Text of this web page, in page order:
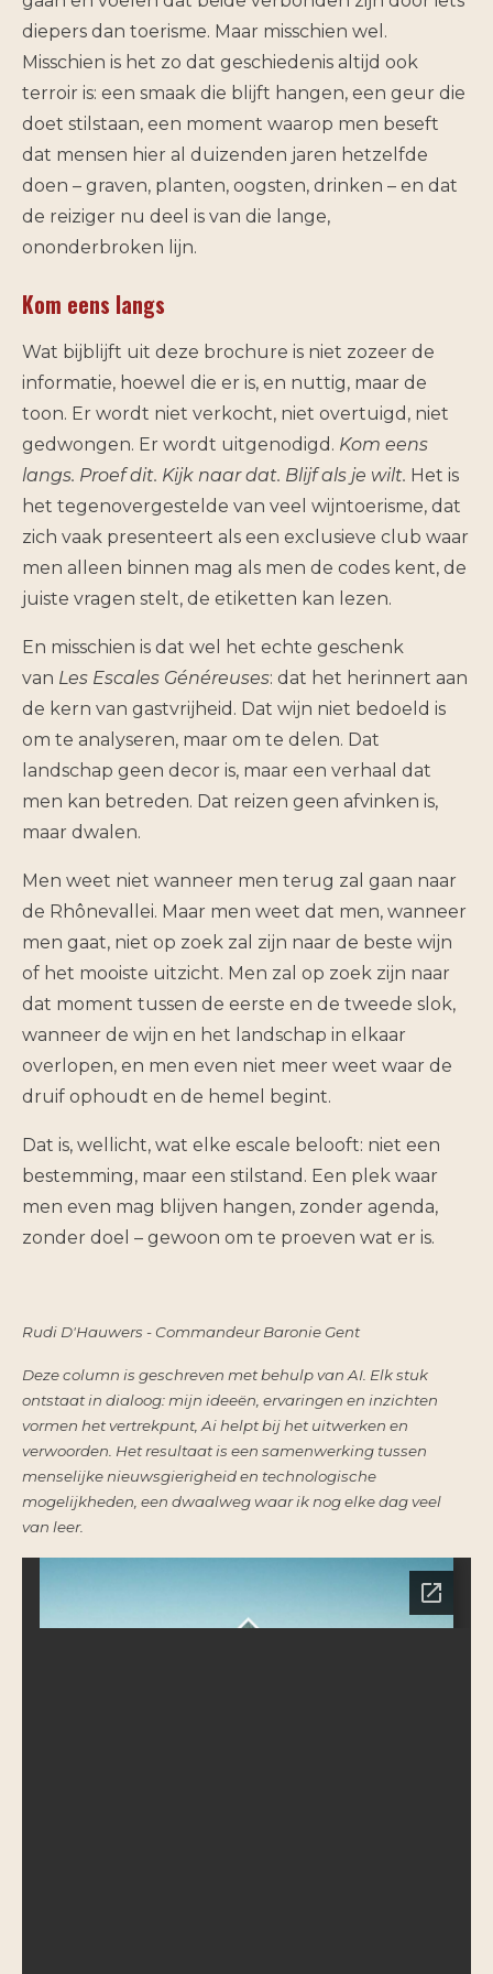
diepers dan toerisme. Maar misschien wel.
Misschien is het zo dat geschiedenis altijd ook
terroir is: een smaak die blijft hangen, een geur die
doet stilstaan, een moment waarop men beseft
dat mensen hier al duizenden jaren hetzelfde
doen – graven, planten, oogsten, drinken – en dat
de reiziger nu deel is van die lange,
ononderbroken lijn.
Kom eens langs
Wat bijblijft uit deze brochure is niet zozeer de
informatie, hoewel die er is, en nuttig, maar de
toon. Er wordt niet verkocht, niet overtuigd, niet
gedwongen. Er wordt uitgenodigd. Kom eens
langs. Proef dit. Kijk naar dat. Blijf als je wilt. Het is
het tegenovergestelde van veel wijntoerisme, dat
zich vaak presenteert als een exclusieve club waar
men alleen binnen mag als men de codes kent, de
juiste vragen stelt, de etiketten kan lezen.
En misschien is dat wel het echte geschenk
van Les Escales Généreuses: dat het herinnert aan
de kern van gastvrijheid. Dat wijn niet bedoeld is
om te analyseren, maar om te delen. Dat
landschap geen decor is, maar een verhaal dat
men kan betreden. Dat reizen geen afvinken is,
maar dwalen.
Men weet niet wanneer men terug zal gaan naar
de Rhônevallei. Maar men weet dat men, wanneer
men gaat, niet op zoek zal zijn naar de beste wijn
of het mooiste uitzicht. Men zal op zoek zijn naar
dat moment tussen de eerste en de tweede slok,
wanneer de wijn en het landschap in elkaar
overlopen, en men even niet meer weet waar de
druif ophoudt en de hemel begint.
Dat is, wellicht, wat elke escale belooft: niet een
bestemming, maar een stilstand. Een plek waar
men even mag blijven hangen, zonder agenda,
zonder doel – gewoon om te proeven wat er is.
Rudi D'Hauwers - Commandeur Baronie Gent
Deze column is geschreven met behulp van AI. Elk stuk
ontstaat in dialoog: mijn ideeën, ervaringen en inzichten
vormen het vertrekpunt, Ai helpt bij het uitwerken en
verwoorden. Het resultaat is een samenwerking tussen
menselijke nieuwsgierigheid en technologische
mogelijkheden, een dwaalweg waar ik nog elke dag veel
van leer.